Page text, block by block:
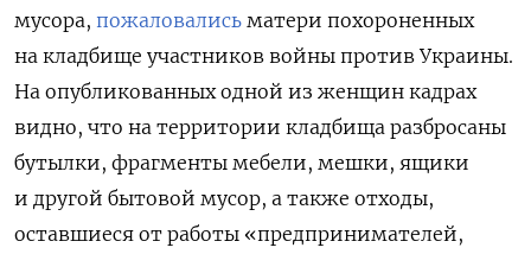
мусора, пожаловались матери похороненных
на кладбище участников войны против Украины.
На опубликованных одной из женщин кадрах
видно, что на территории кладбища разбросаны
бутылки, фрагменты мебели, мешки, ящики
и другой бытовой мусор, а также отходы,
оставшиеся от работы «предпринимателей,